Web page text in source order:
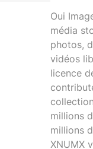
Oui
média
photos,
vidéos
licence
millions
millions
XNUMX